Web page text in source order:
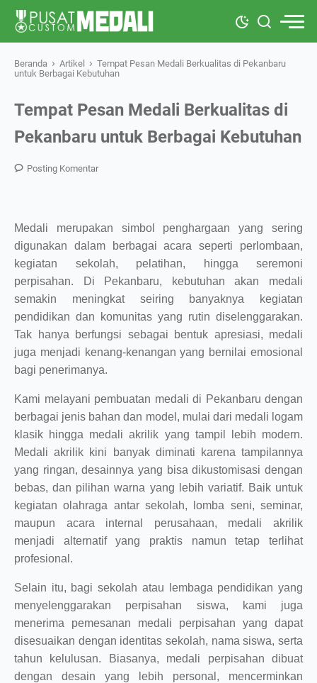
Beranda › Artikel › Tempat Pesan Medali Berkualitas di Pekanbaru
untuk Berbagai Kebutuhan
Tempat Pesan Medali Berkualitas di
Pekanbaru untuk Berbagai Kebutuhan
Posting Komentar
Medali merupakan simbol penghargaan yang sering
digunakan dalam berbagai acara seperti perlombaan,
kegiatan sekolah, pelatihan, hingga seremoni
perpisahan. Di Pekanbaru, kebutuhan akan medali
semakin meningkat seiring banyaknya kegiatan
pendidikan dan komunitas yang rutin diselenggarakan.
Tak hanya berfungsi sebagai bentuk apresiasi, medali
juga menjadi kenang-kenangan yang bernilai emosional
bagi penerimanya.
Kami melayani pembuatan medali di Pekanbaru dengan
berbagai jenis bahan dan model, mulai dari medali logam
klasik hingga medali akrilik yang tampil lebih modern.
Medali akrilik kini banyak diminati karena tampilannya
yang ringan, desainnya yang bisa dikustomisasi dengan
bebas, dan pilihan warna yang lebih variatif. Baik untuk
kegiatan olahraga antar sekolah, lomba seni, seminar,
maupun acara internal perusahaan, medali akrilik
menjadi alternatif yang praktis namun tetap terlihat
profesional.
Selain itu, bagi sekolah atau lembaga pendidikan yang
menyelenggarakan perpisahan siswa, kami juga
menerima pemesanan medali perpisahan yang dapat
disesuaikan dengan identitas sekolah, nama siswa, serta
tahun kelulusan. Biasanya, medali perpisahan dibuat
dengan desain yang lebih personal, mencerminkan